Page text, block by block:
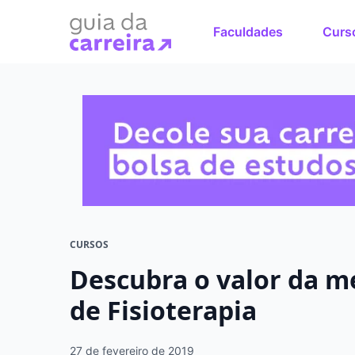
Faculdades
CURSOS
Descubra o valor da
de Fisioterapia
27 de fevereiro de 2019
Faça o
Encontre bolsas